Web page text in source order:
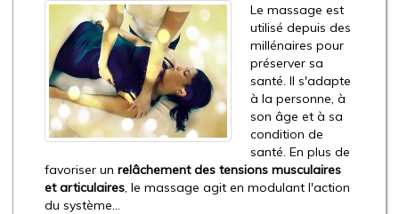
Le massage est
utilisé depuis des
millénaires pour
préserver sa
santé. Il s'adapte
à la personne, à
son âge et à sa
condition de
santé. En plus de
favoriser un relâchement des tensions musculaires
et articulaires, le massage agit en modulant l'action
du système...